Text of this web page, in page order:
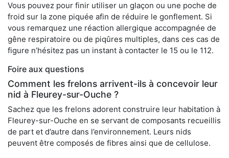
Vous pouvez pour finir utiliser un glaçon ou une poche de
froid sur la zone piquée afin de réduire le gonflement. Si
vous remarquez une réaction allergique accompagnée de
gêne respiratoire ou de piqûres multiples, dans ces cas de
figure n’hésitez pas un instant à contacter le 15 ou le 112.
Foire aux questions
Comment les frelons arrivent-ils à concevoir leur
nid à Fleurey-sur-Ouche ?
Sachez que les frelons adorent construire leur habitation à
Fleurey-sur-Ouche en se servant de composants recueillis
de part et d’autre dans l’environnement. Leurs nids
peuvent être composés de fibres ainsi que de cellulose.